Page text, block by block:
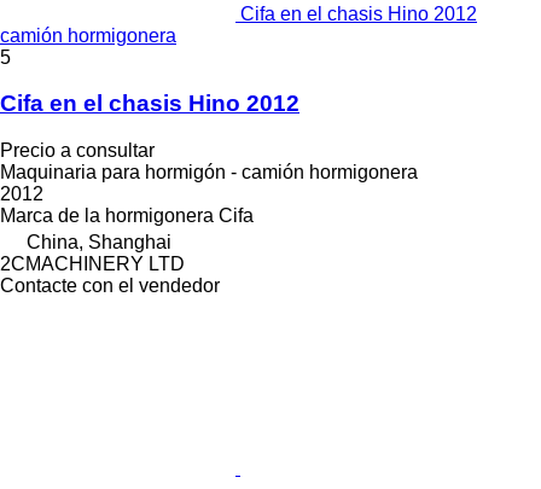
Cifa en el chasis Hino 2012
camión hormigonera
5
Cifa en el chasis Hino 2012
Precio a consultar
Maquinaria para hormigón - camión hormigonera
2012
Marca de la hormigonera Cifa
China, Shanghai
2CMACHINERY LTD
Contacte con el vendedor